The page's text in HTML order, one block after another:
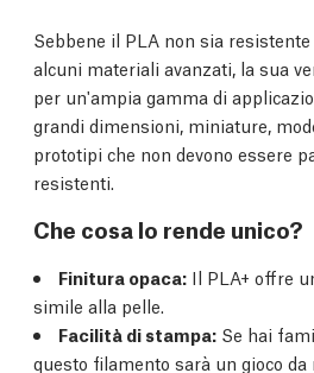
Sebbene il PLA non sia resistente
alcuni materiali avanzati, la sua
per un'ampia gamma di
grandi dimensioni, miniature,
prototipi che non devono essere
resistenti.
Che cosa lo rende unico?
Finitura opaca: Il PLA+ offre
simile alla pelle.
Facilità di stampa: Se hai
questo filamento sarà un gioco da